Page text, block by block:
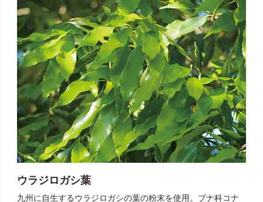
ウラジロガシ葉
九州に自生するウラジロガシの葉の粉末を使用。ブナ科コナ